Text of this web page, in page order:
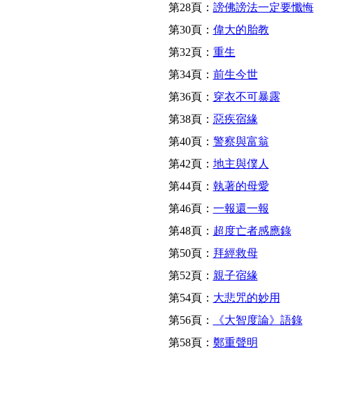
第28頁： 謗佛謗法一定要懺悔
第30頁： 偉大的胎教
第32頁： 重生
第34頁： 前生今世
第36頁： 穿衣不可暴露
第38頁： 惡疾宿緣
第40頁： 警察與富翁
第42頁： 地主與僕人
第44頁： 執著的母愛
第46頁： 一報還一報
第48頁： 超度亡者感應錄
第50頁： 拜經救母
第52頁： 親子宿緣
第54頁： 大悲咒的妙用
第56頁：
《大智度論》語錄
第58頁： 鄭重聲明